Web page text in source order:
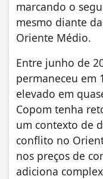
marcando o
mesmo diante
Oriente Médio.
Entre junho de
permaneceu em
elevado em
Copom tenha
um contexto de
conflito no
nos preços de
adiciona